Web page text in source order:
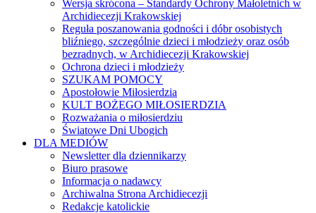
Wersja skrócona – Standardy Ochrony Małoletnich w
Archidiecezji Krakowskiej
Reguła poszanowania godności i dóbr osobistych
bliźniego, szczególnie dzieci i młodzieży oraz osób
bezradnych, w Archidiecezji Krakowskiej
Ochrona dzieci i młodzieży
SZUKAM POMOCY
Apostołowie Miłosierdzia
KULT BOŻEGO MIŁOSIERDZIA
Rozważania o miłosierdziu
Światowe Dni Ubogich
DLA MEDIÓW
Newsletter dla dziennikarzy
Biuro prasowe
Informacja o nadawcy
Archiwalna Strona Archidiecezji
Redakcje katolickie